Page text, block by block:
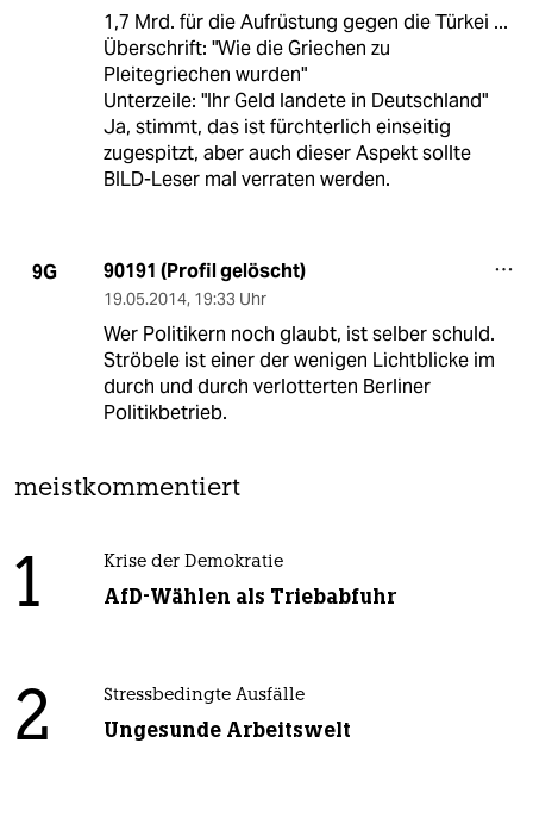
1,7 Mrd. für die Aufrüstung gegen die Türkei ...
Überschrift: "Wie die Griechen zu
Pleitegriechen wurden"
Unterzeile: "Ihr Geld landete in Deutschland"
Ja, stimmt, das ist fürchterlich einseitig
zugespitzt, aber auch dieser Aspekt sollte
BILD-Leser mal verraten werden.
9G 90191 (Profil gelöscht)
19.05.2014, 19:33 Uhr
Wer Politikern noch glaubt, ist selber schuld.
Ströbele ist einer der wenigen Lichtblicke im
durch und durch verlotterten Berliner
Politikbetrieb.
meistkommentiert
1 Krise der Demokratie
AfD-Wählen als Triebabfuhr
2 Stressbedingte Ausfälle
Ungesunde Arbeitswelt